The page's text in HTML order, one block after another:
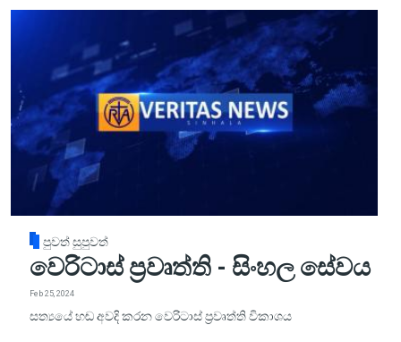
පුවත් සුපුවත්
වෙරිටාස් ප්‍රවෘත්ති - සිංහල සේවය
Feb 25, 2024
සත්‍යයේ හඬ අවදි කරන වෙරිටාස් ප්‍රවෘත්ති විකාශය